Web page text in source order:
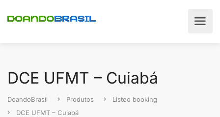
DCE UFMT – Cuiabá
DoandoBrasil Produtos
Listeo booking
DCE UFMT – Cuiabá